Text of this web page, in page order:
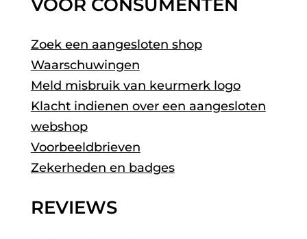
VOOR CONSUMENTEN
Zoek een aangesloten shop
Waarschuwingen
Meld misbruik van keurmerk logo
Klacht indienen over een aangesloten
webshop
Voorbeeldbrieven
Zekerheden en badges
REVIEWS